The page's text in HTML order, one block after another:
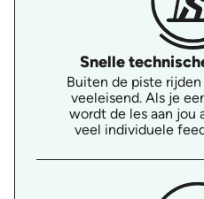
Snelle
Buiten de piste
veeleisend. Als je
wordt de les aan jou
veel individuele